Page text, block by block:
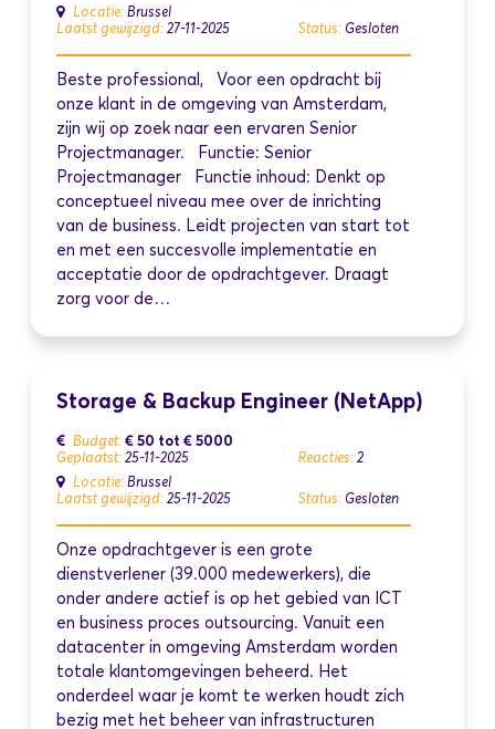
Locatie: Brussel
Laatst gewijzigd: 27-11-2025 Status: Gesloten
Beste professional, Voor een opdracht bij
onze klant in de omgeving van Amsterdam,
zijn wij op zoek naar een ervaren Senior
Projectmanager. Functie: Senior
Projectmanager Functie inhoud: Denkt op
conceptueel niveau mee over de inrichting
van de business. Leidt projecten van start tot
en met een succesvolle implementatie en
acceptatie door de opdrachtgever. Draagt
zorg voor de…
Storage & Backup Engineer (NetApp)
Budget: € 50 tot € 5000
Geplaatst: 25-11-2025 Reacties: 2
Locatie: Brussel
Laatst gewijzigd: 25-11-2025 Status: Gesloten
Onze opdrachtgever is een grote
dienstverlener (39.000 medewerkers), die
onder andere actief is op het gebied van ICT
en business proces outsourcing. Vanuit een
datacenter in omgeving Amsterdam worden
totale klantomgevingen beheerd. Het
onderdeel waar je komt te werken houdt zich
bezig met het beheer van infrastructuren